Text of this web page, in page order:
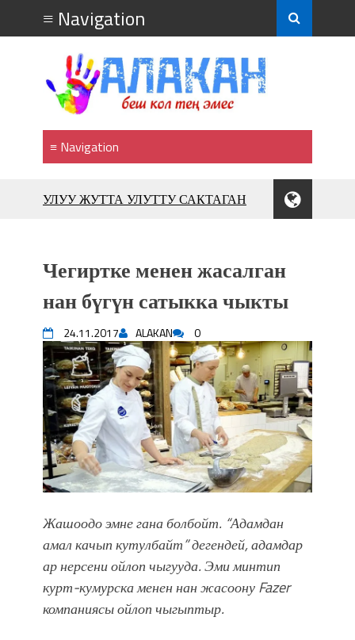
УЛУУ ЖУТТА УЛУТТУ САКТАГАН
фонтанов в Royal Central Park
Аида САЛЯНОВА: "Кыргыз шахмат
союзунун президенти болуп
шайланышым сыймык жана чоң
жоопкерчилик!"
Садыр ЖАПАРОВ: “Айтматовдой
адабият алпы чыгыш үчүн, улуу көч
уланышы үчүн журнал сөзсүз керек!”
“Китепкана түнγ-2026”: Психолог
Мээрим Мураталиева менен
жолугушууга келиңиз! (Дарек. Видео)
Латын арибиндеги “Чабуул”... “Ала-
редакторлору... (Тизме. Видео)
“КАРА КЕМПИР”: ҮМҮТТҮН
ТҮБӨЛҮК СИМВОЛУ
Кыргызстандагы эң ири музыкалуу
фонтанды көрүү үчүн Royal Central
Park'ка 30 миң адам чогулду
Чегиртке менен жасалган
нан бүгүн сатыкка чыкты
24.11.2017 ALAKAN 0
Жашоодо эмне гана болбойт. “Адамдан
амал качып кутулбайт” дегендей, адамдар
ар нерсени ойлоп чыгууда. Эми минтип
курт-кумурска менен нан жасоону Fazer
компаниясы ойлоп чыгыптыр.